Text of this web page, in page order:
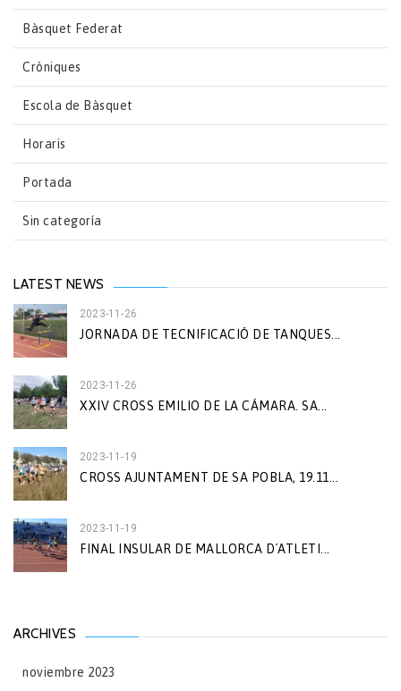
Bàsquet Federat
Cròniques
Escola de Bàsquet
Horaris
Portada
Sin categoría
LATEST NEWS
2023-11-26
JORNADA DE TECNIFICACIÓ DE TANQUES...
2023-11-26
XXIV CROSS EMILIO DE LA CÁMARA. SA...
2023-11-19
CROSS AJUNTAMENT DE SA POBLA, 19.11...
2023-11-19
FINAL INSULAR DE MALLORCA D´ATLETI...
ARCHIVES
noviembre 2023